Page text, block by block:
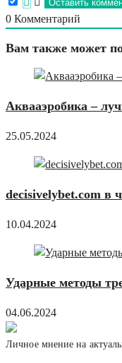
0 Комментарий
Вам также может
Аквааэробика –
25.05.2024
decisivelybet.com в
10.04.2024
Ударные методы
04.06.2024
Личное мнение на